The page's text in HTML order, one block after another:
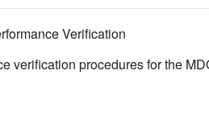
Verification
verification procedures for the